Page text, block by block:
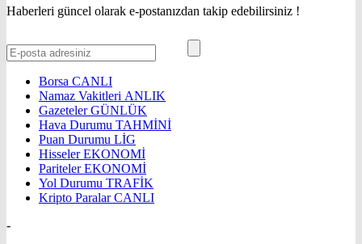
Haberleri güncel olarak e-postanızdan takip edebilirsiniz !
Borsa CANLI
Namaz Vakitleri ANLIK
GazetelerGÜNLÜK
Hava Durumu TAHMİNİ
Puan Durumu LİG
HisselerEKONOMİ
ParitelerEKONOMİ
Yol Durumu TRAFİK
Kripto ParalarCANLI
-